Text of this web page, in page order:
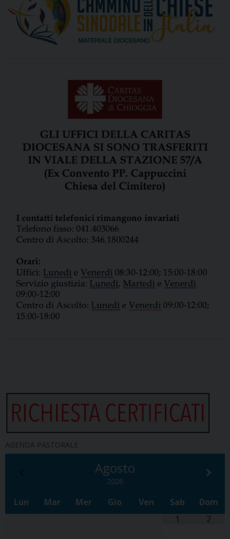
AGENDA PASTORALE
Agosto
2026
Lun Mar Mer Gio Ven Sab
Dom
1
2